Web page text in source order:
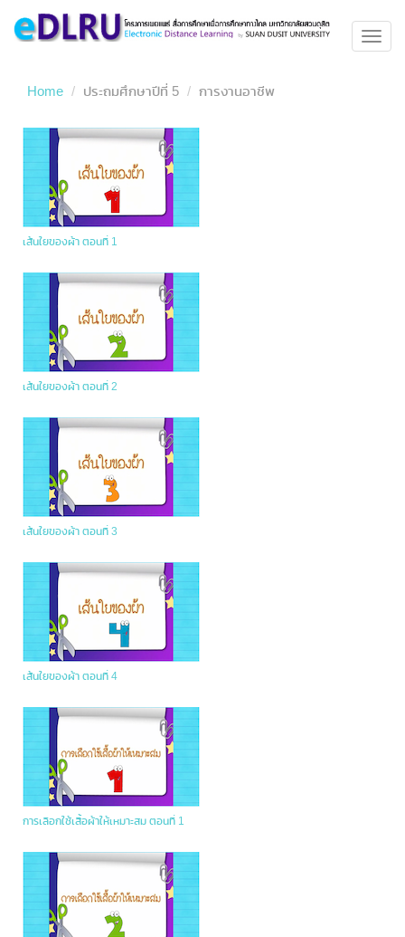
Home ประถมศึกษาปีที่ 5 การงานอาชีพ
เส้นใยของผ้า ตอนที่ 1
เส้นใยของผ้า ตอนที่ 2
เส้นใยของผ้า ตอนที่ 3
เส้นใยของผ้า ตอนที่ 4
การเลือกใช้เสื้อผ้าให้เหมาะสม ตอนที่ 1